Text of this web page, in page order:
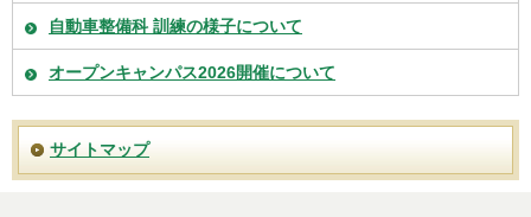
自動車整備科 訓練の様子について
オープンキャンパス2026開催について
サイトマップ